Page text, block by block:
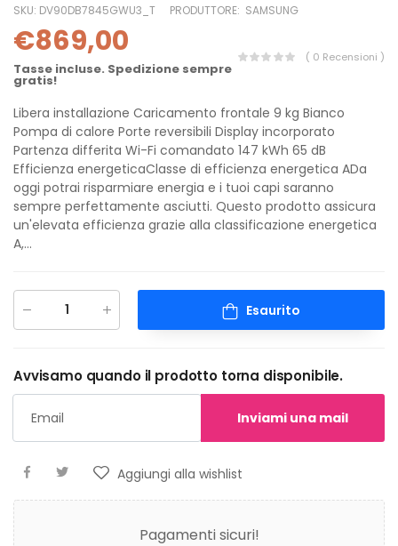
SKU: DV90DB7845GWU3_T PRODUTTORE: SAMSUNG
€869,00
Tasse incluse. Spedizione sempre
gratis!
( 0 Recensioni )
Libera installazione Caricamento frontale 9 kg Bianco
Pompa di calore Porte reversibili Display incorporato
Partenza differita Wi-Fi comandato 147 kWh 65 dB
Efficienza energeticaClasse di efficienza energetica ADa
oggi potrai risparmiare energia e i tuoi capi saranno
sempre perfettamente asciutti. Questo prodotto assicura
un'elevata efficienza grazie alla classificazione energetica
A,...
Esaurito
Avvisamo quando il prodotto torna disponibile.
Inviami una mail
Aggiungi alla wishlist
Pagamenti sicuri!